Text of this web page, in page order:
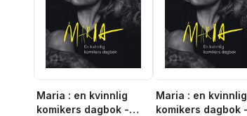
Maria : en kvinnlig
komikers dagbok -
Maria : en kvinnlig
komikers dagbok -